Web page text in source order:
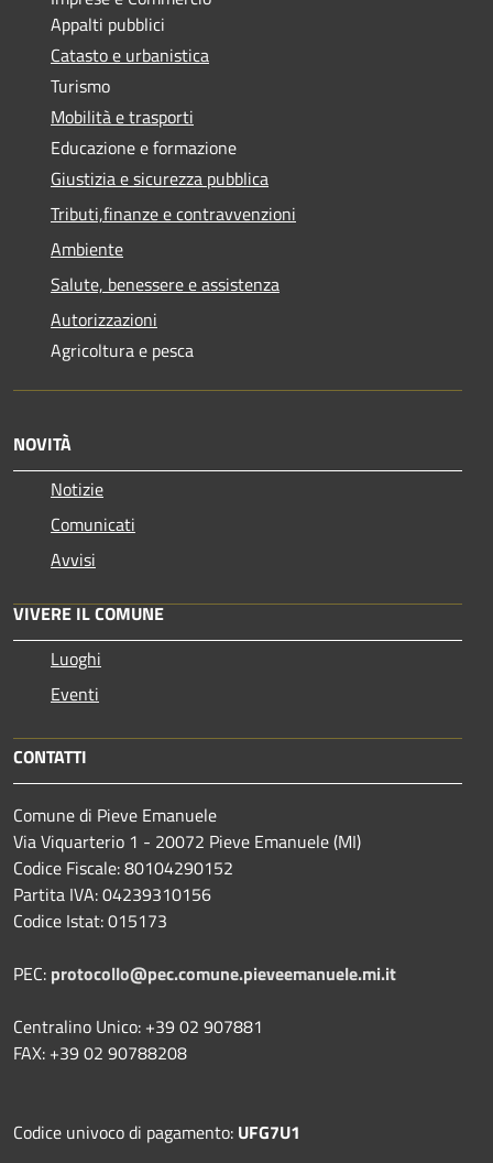
Appalti pubblici
Catasto e urbanistica
Turismo
Mobilità e trasporti
Educazione e formazione
Giustizia e sicurezza pubblica
Tributi,finanze e contravvenzioni
Ambiente
Salute, benessere e assistenza
Autorizzazioni
Agricoltura e pesca
NOVITÀ
Notizie
Comunicati
Avvisi
VIVERE IL COMUNE
Luoghi
Eventi
CONTATTI
Comune di Pieve Emanuele
Via Viquarterio 1 - 20072 Pieve Emanuele (MI)
Codice Fiscale: 80104290152
Partita IVA: 04239310156
Codice Istat: 015173
PEC: protocollo@pec.comune.pieveemanuele.mi.it
Centralino Unico: +39 02 907881
FAX: +39 02 90788208
Codice univoco di pagamento: UFG7U1